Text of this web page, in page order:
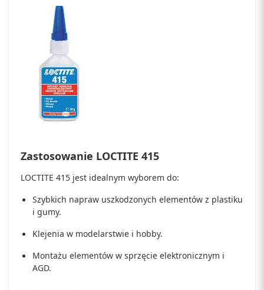
Zastosowanie LOCTITE 415
LOCTITE 415 jest idealnym wyborem do:
Szybkich napraw uszkodzonych elementów z plastiku
i gumy.
Klejenia w modelarstwie i hobby.
Montażu elementów w sprzęcie elektronicznym i
AGD.